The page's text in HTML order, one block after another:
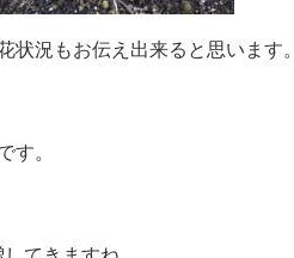
状況もお伝え出来ると思います。
す。